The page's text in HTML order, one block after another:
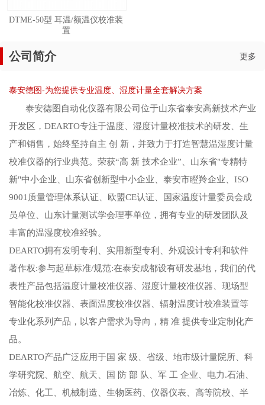
DTME-50型 耳温/额温仪校准装
置
公司简介 更多
泰安德图-为您提供专业温度、湿度计量全套解决方案
泰安德图自动化仪器有限公司位于山东省泰安高新技术产业
开发区，DEARTO专注于温度、湿度计量校准技术的研发、生
产和销售，始终坚持自主 创 新，并致力于打造智慧温湿度计量
校准仪器的行业典范。荣获“高 新 技术企业”、山东省"专精特
新"中小企业、山东省创新型中小企业、泰安市瞪羚企业、ISO
9001质量管理体系认证、欧盟CE认证、国家温度计量委员会成
员单位、山东计量测试学会理事单位，拥有专业的研发团队及
丰富的温湿度校准经验。
DEARTO拥有发明专利、实用新型专利、外观设计专利和软件
著作权:参与起草标准/规范:在泰安成都设有研发基地，我们的代
表性产品包括温度计量校准仪器、湿度计量校准仪器、现场型
智能化校准仪器、表面温度校准仪器、辐射温度计校准装置等
专业化系列产品，以客户需求为导向，精 准 提供专业定制化产
品。
DEARTO产品广泛应用于国 家 级、省级、地市级计量院所、科
学研究院、航空、航天、国 防 部 队、军 工 企业、电力.石油、
冶炼、化工、机械制造、生物医药、仪器仪表、高等院校、半